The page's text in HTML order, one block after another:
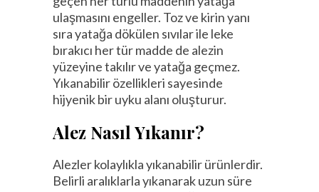
ulaşmasını engeller. Toz ve kirin yanı
sıra yatağa dökülen sıvılar ile leke
bırakıcı her tür madde de alezin
yüzeyine takılır ve yatağa geçmez.
Yıkanabilir özellikleri sayesinde
hijyenik bir uyku alanı oluşturur.
Alez Nasıl Yıkanır?
Alezler kolaylıkla yıkanabilir ürünlerdir.
Belirli aralıklarla yıkanarak uzun süre